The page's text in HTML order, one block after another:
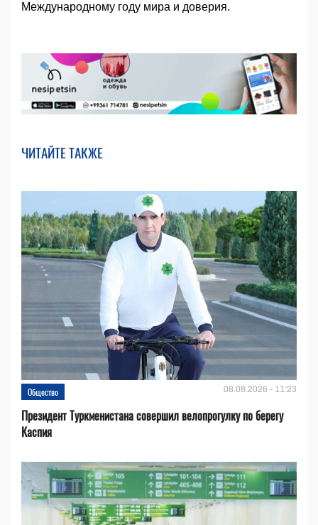
Международному году мира и доверия.
ЧИТАЙТЕ ТАКЖЕ
Общество 08.08.2026 - 11:23
Президент Туркменистана совершил велопрогулку по берегу
Каспия